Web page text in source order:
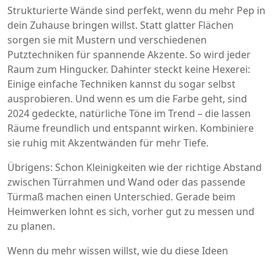
Strukturierte Wände sind perfekt, wenn du mehr Pep in
dein Zuhause bringen willst. Statt glatter Flächen
sorgen sie mit Mustern und verschiedenen
Putztechniken für spannende Akzente. So wird jeder
Raum zum Hingucker. Dahinter steckt keine Hexerei:
Einige einfache Techniken kannst du sogar selbst
ausprobieren. Und wenn es um die Farbe geht, sind
2024 gedeckte, natürliche Töne im Trend – die lassen
Räume freundlich und entspannt wirken. Kombiniere
sie ruhig mit Akzentwänden für mehr Tiefe.
Übrigens: Schon Kleinigkeiten wie der richtige Abstand
zwischen Türrahmen und Wand oder das passende
Türmaß machen einen Unterschied. Gerade beim
Heimwerken lohnt es sich, vorher gut zu messen und
zu planen.
Wenn du mehr wissen willst, wie du diese Ideen